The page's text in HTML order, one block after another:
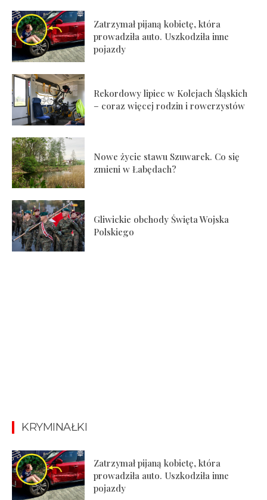
Zatrzymał pijaną kobietę, która
prowadziła auto. Uszkodziła inne
pojazdy
Rekordowy lipiec w Kolejach Śląskich
– coraz więcej rodzin i rowerzystów
Nowe życie stawu Szuwarek. Co się
zmieni w Łabędach?
Gliwickie obchody Święta Wojska
Polskiego
KRYMINAŁKI
Zatrzymał pijaną kobietę, która
prowadziła auto. Uszkodziła inne
pojazdy